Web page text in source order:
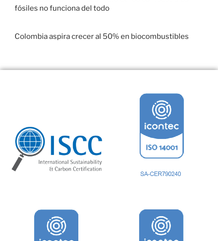
fósiles no funciona del todo
Colombia aspira crecer al 50% en biocombustibles